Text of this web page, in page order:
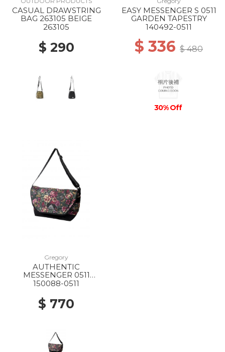
CASUAL DRAWSTRING
BAG 263105 BEIGE
263105
$ 290
EASY MESSENGER S 0511
GARDEN TAPESTRY
140492-0511
$ 336 $ 480
30% Off
Gregory
AUTHENTIC
MESSENGER 0511
GARDEN TAPESTRY
150088-0511
$ 770